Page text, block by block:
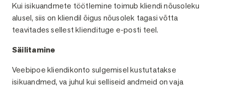
Kui isikuandmete töötlemine toimub kliendi nõusoleku
alusel, siis on kliendil õigus nõusolek tagasi võtta
teavitades sellest kliendituge e-posti teel.
Säilitamine
Veebipoe kliendikonto sulgemisel kustutatakse
isikuandmed, va juhul kui selliseid andmeid on vaja